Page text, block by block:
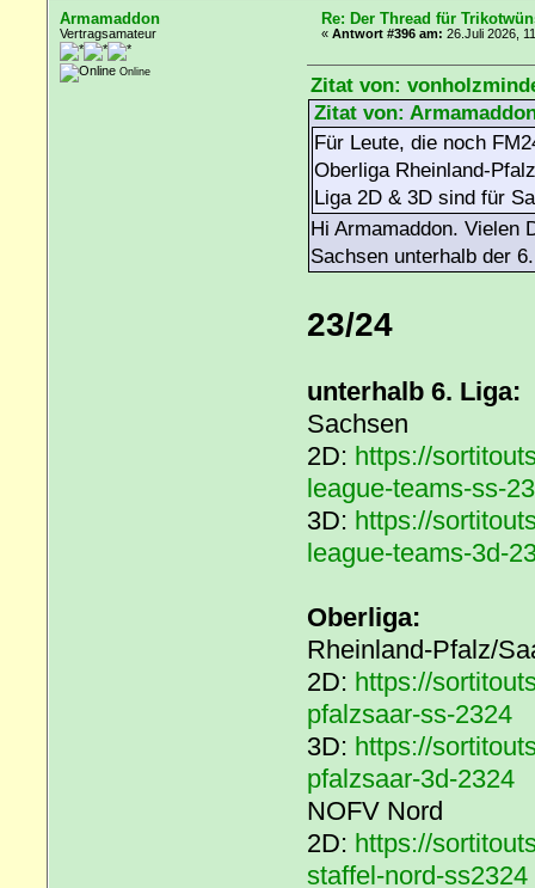
Armamaddon
Vertragsamateur
Online
Re: Der Thread für
«Antwort #396 am: 26.Juli 2026,
Zitat von:
Zitat von:
Für Leute, die noch
Oberliga Rheinland-
Liga 2D & 3D sind für
Hi Armamaddon. Vielen
Sachsen unterhalb der
23/24
unterhalb 6. Liga:
Sachsen
2D: https://
league-teams-ss-
3D: https://
league-teams-3d-
Oberliga:
Rheinland-Pfalz/
2D: https://
pfalzsaar-ss-2324
3D: https://
pfalzsaar-3d-2324
NOFV Nord
2D: https://
staffel-nord-ss2324